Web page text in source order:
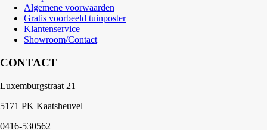
Algemene voorwaarden
Gratis voorbeeld tuinposter
Klantenservice
Showroom/Contact
CONTACT
Luxemburgstraat 21
5171 PK Kaatsheuvel
0416-530562